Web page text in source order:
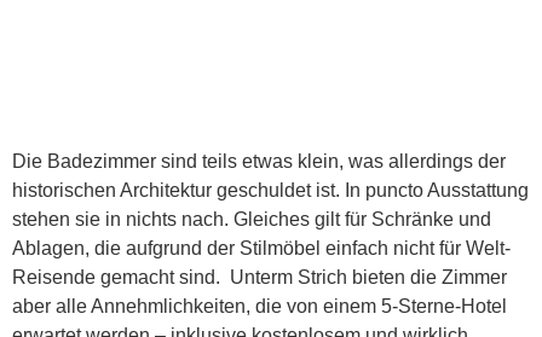
Die Badezimmer sind teils etwas klein, was allerdings der
historischen Architektur geschuldet ist. In puncto Ausstattung
stehen sie in nichts nach. Gleiches gilt für Schränke und
Ablagen, die aufgrund der Stilmöbel einfach nicht für Welt-
Reisende gemacht sind. Unterm Strich bieten die Zimmer
aber alle Annehmlichkeiten, die von einem 5-Sterne-Hotel